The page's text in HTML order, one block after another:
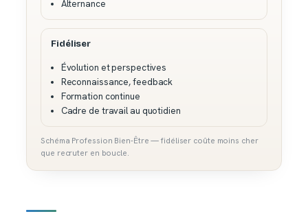
Alternance
Fidéliser
Évolution et perspectives
Reconnaissance, feedback
Formation continue
Cadre de travail au quotidien
Schéma Profession Bien-Être — fidéliser coûte moins cher
que recruter en boucle.